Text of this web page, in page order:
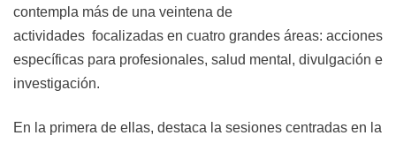
contempla más de una veintena de
actividades focalizadas en cuatro grandes áreas: acciones
específicas para profesionales, salud mental, divulgación e
investigación.
En la primera de ellas, destaca la sesiones centradas en la